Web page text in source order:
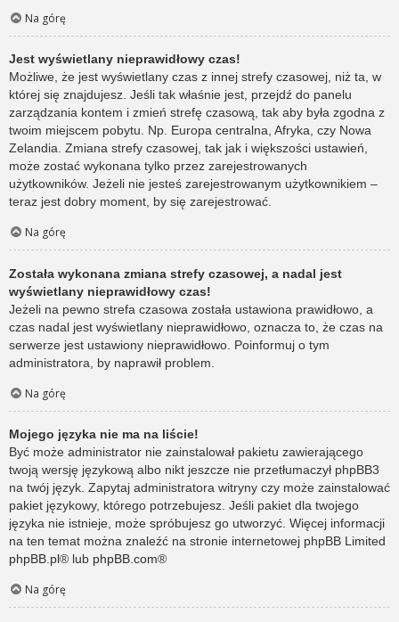
Na górę
Jest wyświetlany nieprawidłowy czas!
Możliwe, że jest wyświetlany czas z innej strefy czasowej, niż ta, w
której się znajdujesz. Jeśli tak właśnie jest, przejdź do panelu
zarządzania kontem i zmień strefę czasową, tak aby była zgodna z
twoim miejscem pobytu. Np. Europa centralna, Afryka, czy Nowa
Zelandia. Zmiana strefy czasowej, tak jak i większości ustawień,
może zostać wykonana tylko przez zarejestrowanych
użytkowników. Jeżeli nie jesteś zarejestrowanym użytkownikiem –
teraz jest dobry moment, by się zarejestrować.
Na górę
Została wykonana zmiana strefy czasowej, a nadal jest
wyświetlany nieprawidłowy czas!
Jeżeli na pewno strefa czasowa została ustawiona prawidłowo, a
czas nadal jest wyświetlany nieprawidłowo, oznacza to, że czas na
serwerze jest ustawiony nieprawidłowo. Poinformuj o tym
administratora, by naprawił problem.
Na górę
Mojego języka nie ma na liście!
Być może administrator nie zainstalował pakietu zawierającego
twoją wersję językową albo nikt jeszcze nie przetłumaczył phpBB3
na twój język. Zapytaj administratora witryny czy może zainstalować
pakiet językowy, którego potrzebujesz. Jeśli pakiet dla twojego
języka nie istnieje, może spróbujesz go utworzyć. Więcej informacji
na ten temat można znaleźć na stronie internetowej phpBB Limited
phpBB.pl® lub phpBB.com®
Na górę